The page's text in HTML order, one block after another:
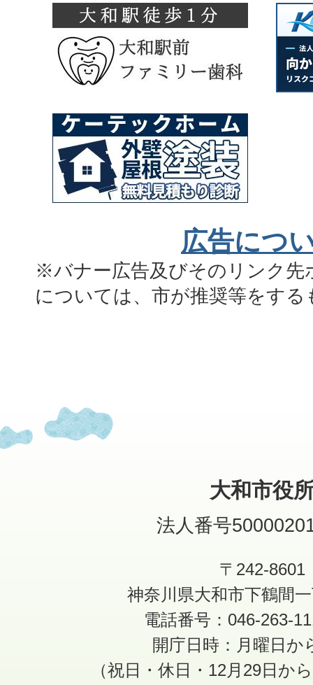
広告につ
※バナー広告及びそのリンク先
については、市が推奨等をす
大和市役
法人番号
〒242-8601
神奈川県大和市下鶴間
電話番号：046-263-
開庁日時：月曜日か
（祝日・休日・12月29日か